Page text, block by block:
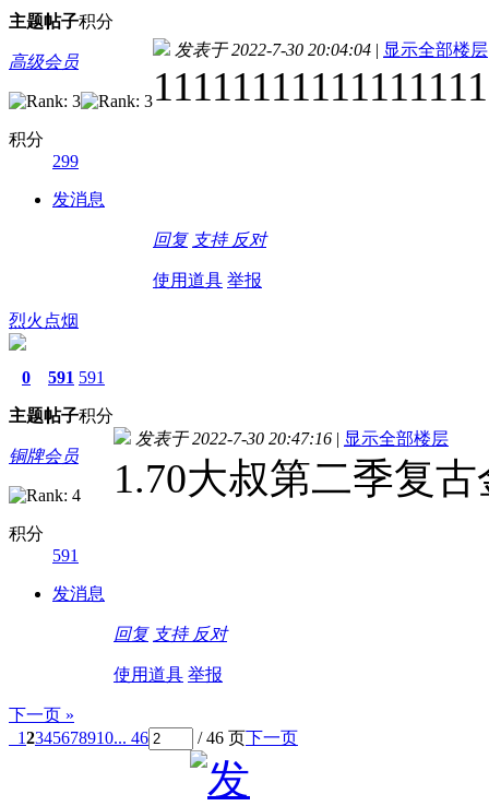
主题帖子积分
高级会员
积分
299
发消息
发表于 2022-7-30 20:04:04 | 显示全部楼层
回复 支持 反对
使用道具 举报
烈火点烟
0
主题
591
帖子
591
积分
铜牌会员
积分
591
发消息
发表于 2022-7-30 20:47:16 | 显示全部楼层
1.70大叔第二季复
回复 支持 反对
使用道具 举报
下一页 »
12345678910... 46 / 46 页下一页